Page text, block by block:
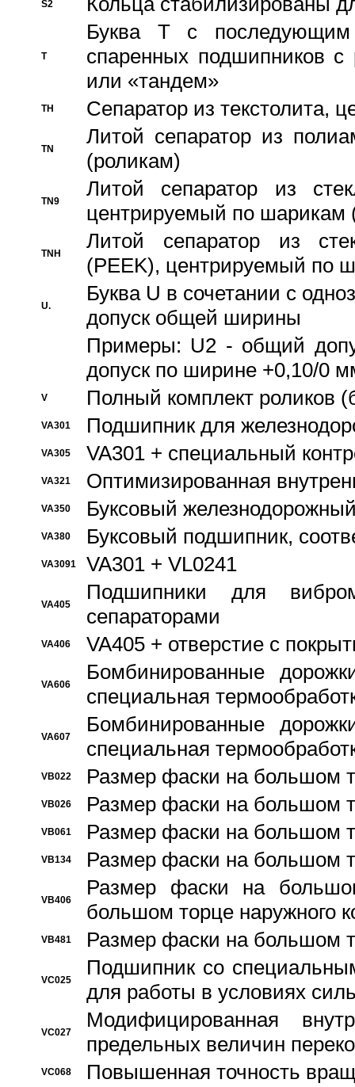
S2
T
Буква T с
спаренных подшипников
или «тандем»
TH Сепаратор из текстолита,
TN
Литой сепаратор из
(роликам)
TN9
Литой сепаратор из
центрируемый по шарикам
TNH
Литой сепаратор из
(PEEK), центрируемый по
U.
Буква U в сочетании с
допуск общей ширины
Примеры: U2 - общий
допуск по ширине +0,10/0
V Полный комплект роликов
VA301 Подшипник для
VA305 VA301 + специальный
VA321 Оптимизированная
VA350 Буксовый
VA380 Буксовый подшипник,
VA3091 VA301 + VL0241
VA405
Подшипники для
сепараторами
VA406 VA405 + отверстие с
VA606
Бомбинированные
специальная
VA607
Бомбинированные
специальная
VB022 Размер фаски на большом
VB026 Размер фаски на большом
VB061 Размер фаски на большом
VB134 Размер фаски на большом
VB406
Размер фаски на
большом торце наружного
VB481 Размер фаски на большом
VC025
Подшипник со
для работы в условиях
VC027
Модифицированная
предельных величин
VC068 Повышенная точность